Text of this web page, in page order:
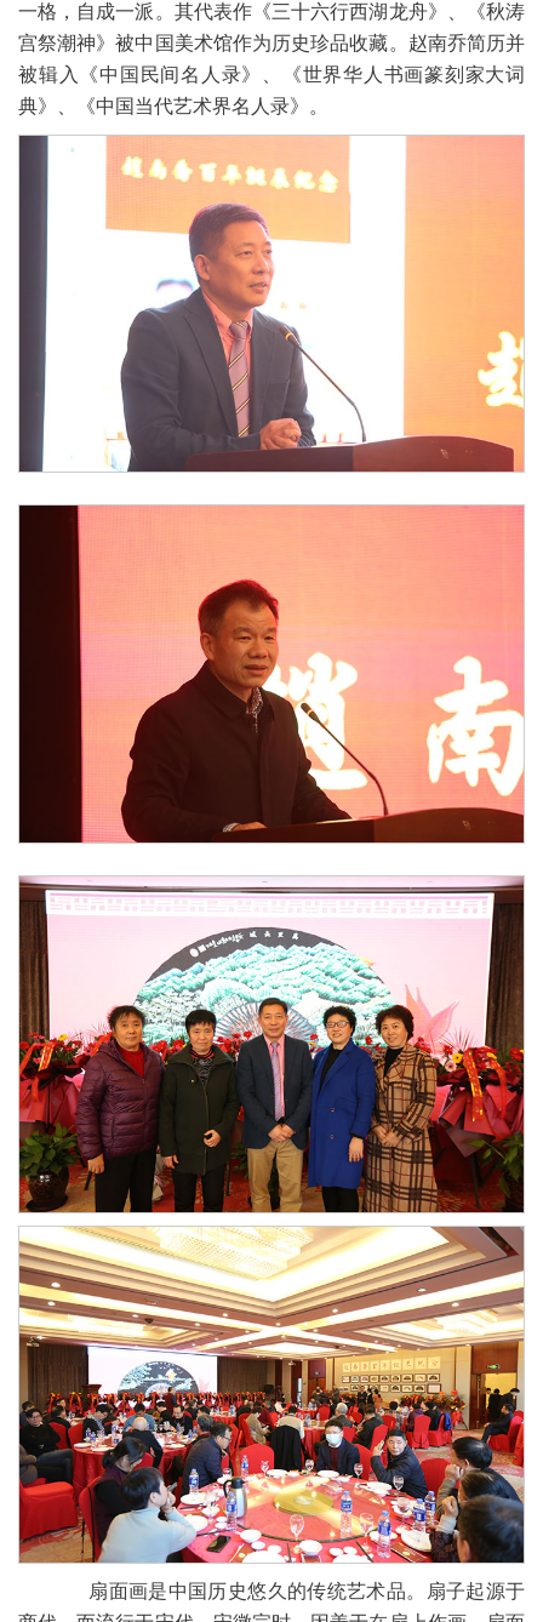
一格，自成一派。其代表作《三十六行西湖龙舟》、《秋涛
宫祭潮神》被中国美术馆作为历史珍品收藏。赵南乔简历并
被辑入《中国民间名人录》、《世界华人书画篆刻家大词
典》、《中国当代艺术界名人录》。
扇面画是中国历史悠久的传统艺术品。扇子起源于